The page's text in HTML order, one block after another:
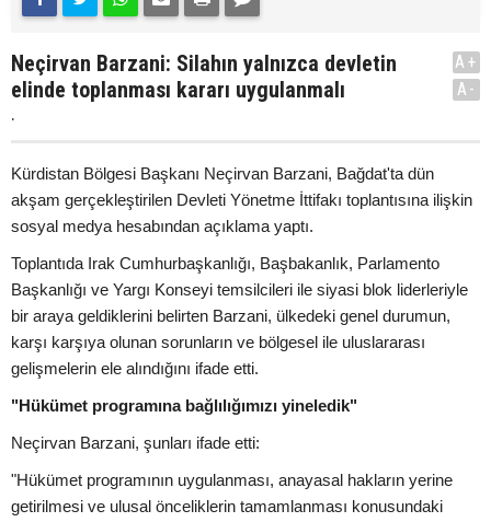
Neçirvan Barzani: Silahın yalnızca devletin
elinde toplanması kararı uygulanmalı
.
A+
A-
Kürdistan Bölgesi Başkanı Neçirvan Barzani, Bağdat'ta dün
akşam gerçekleştirilen Devleti Yönetme İttifakı toplantısına ilişkin
sosyal medya hesabından açıklama yaptı.
Toplantıda Irak Cumhurbaşkanlığı, Başbakanlık, Parlamento
Başkanlığı ve Yargı Konseyi temsilcileri ile siyasi blok liderleriyle
bir araya geldiklerini belirten Barzani, ülkedeki genel durumun,
karşı karşıya olunan sorunların ve bölgesel ile uluslararası
gelişmelerin ele alındığını ifade etti.
"Hükümet programına bağlılığımızı yineledik"
Neçirvan Barzani, şunları ifade etti:
"Hükümet programının uygulanması, anayasal hakların yerine
getirilmesi ve ulusal önceliklerin tamamlanması konusundaki